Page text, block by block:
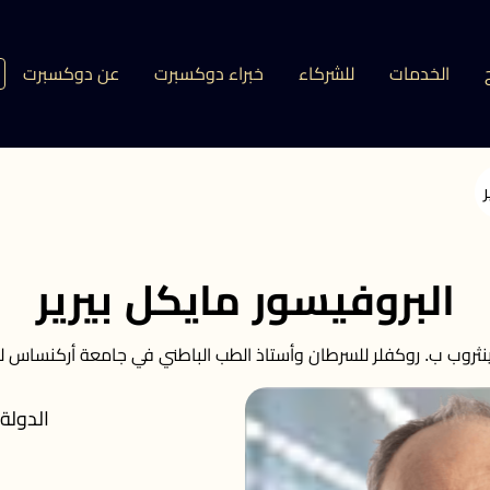
عن دوكسبرت خبراء دوكسبرت للشركاء الخدمات
البروفيسور مايكل بيرير
ب. روكفلر للسرطان وأستاذ الطب الباطني في جامعة أركنساس
الدولة